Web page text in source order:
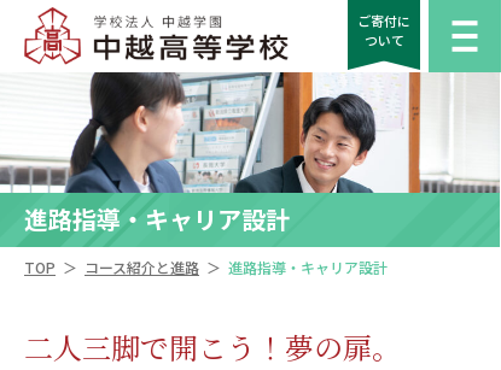
ご寄付に
ついて
進路指導・キャリア設計
TOP ＞ コース紹介と進路 ＞ 進路指導・キャリア設計
二人三脚で開こう！夢の扉。